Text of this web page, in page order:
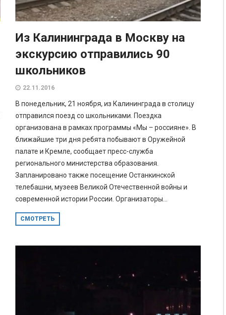
Из Калининграда в Москву на
экскурсию отправились 90
школьников
22.11.2016
В понедельник, 21 ноября, из Калининграда в столицу
отправился поезд со школьниками. Поездка
организована в рамках программы «Мы – россияне». В
ближайшие три дня ребята побывают в Оружейной
палате и Кремле, сообщает пресс-служба
регионального министерства образования.
Запланировано также посещение Останкинской
телебашни, музеев Великой Отечественной войны и
современной истории России. Организаторы...
СМОТРЕТЬ